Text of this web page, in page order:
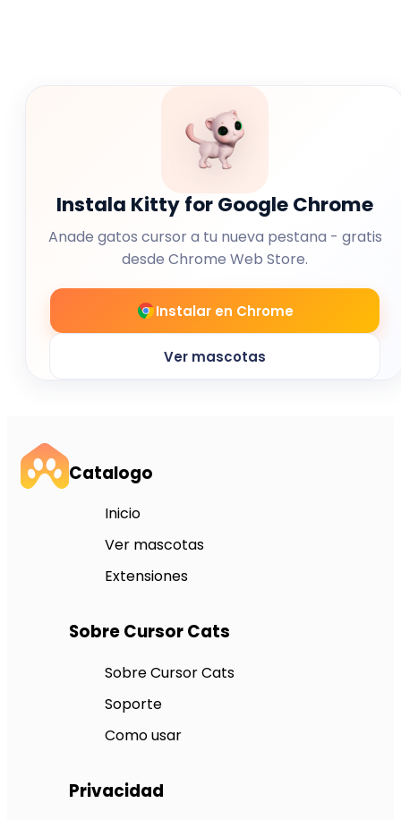
Instala Kitty for Google Chrome
Anade gatos cursor a tu nueva pestana - gratis
desde Chrome Web Store.
Instalar en Chrome
Ver mascotas
Catalogo
Inicio
Ver mascotas
Extensiones
Sobre Cursor Cats
Sobre Cursor Cats
Soporte
Como usar
Privacidad